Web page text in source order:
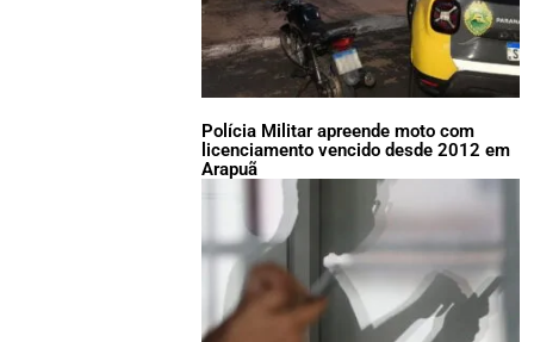
Polícia Militar apreende moto com
licenciamento vencido desde 2012 em
Arapuã